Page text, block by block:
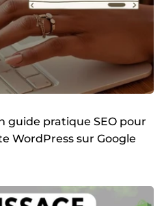
guide pratique SEO pour
WordPress sur Google